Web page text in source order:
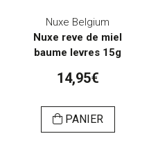
Nuxe Belgium
Nuxe reve de miel
baume levres 15g
14,95€
PANIER